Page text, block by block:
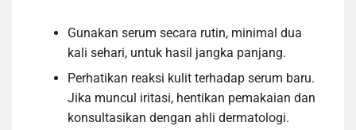
Gunakan serum secara rutin, minimal dua
kali sehari, untuk hasil jangka panjang.
Perhatikan reaksi kulit terhadap serum baru.
Jika muncul iritasi, hentikan pemakaian dan
konsultasikan dengan ahli dermatologi.